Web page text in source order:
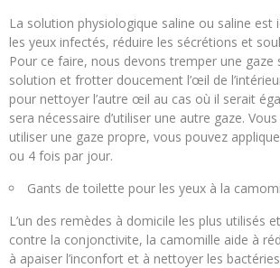
La solution physiologique saline ou saline
les yeux infectés, réduire les sécrétions et
Pour ce faire, nous devons tremper une gaze
solution et frotter doucement l’œil de
pour nettoyer l’autre œil au cas où il serait
sera nécessaire d’utiliser une autre gaze.
utiliser une gaze propre, vous pouvez
ou 4 fois par jour.
Gants de toilette pour les yeux à la
L’un des remèdes à domicile les plus utilisés
contre la conjonctivite, la camomille aide à
à apaiser l’inconfort et à nettoyer les